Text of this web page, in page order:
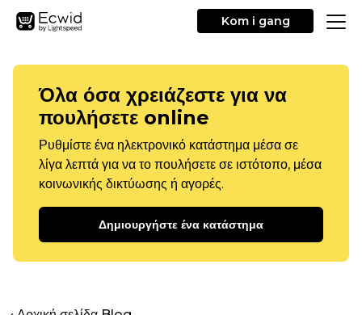
Kom i gang
Όλα όσα χρειάζεστε για να
πουλήσετε online
Ρυθμίστε ένα ηλεκτρονικό κατάστημα μέσα σε
λίγα λεπτά για να το πουλήσετε σε ιστότοπο, μέσα
κοινωνικής δικτύωσης ή αγορές.
Δημιουργήστε ένα κατάστημα